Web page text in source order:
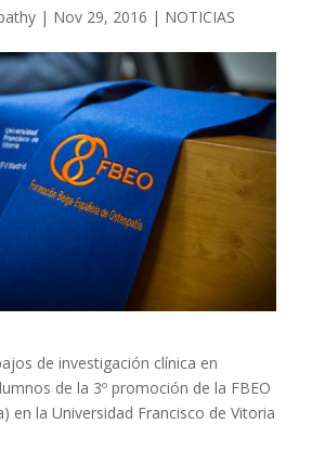
| Nov 29, 2016 | NOTICIAS
de investigación clínica en
de la 3º promoción de la FBEO
en la Universidad Francisco de Vitoria